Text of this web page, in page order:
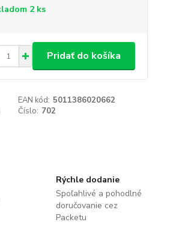
2 ks
Pridať do košíka
EAN kód: 5011386020662
Číslo: 702
Rýchle dodanie
Spoľahlivé a pohodlné
doručovanie cez
Packetu